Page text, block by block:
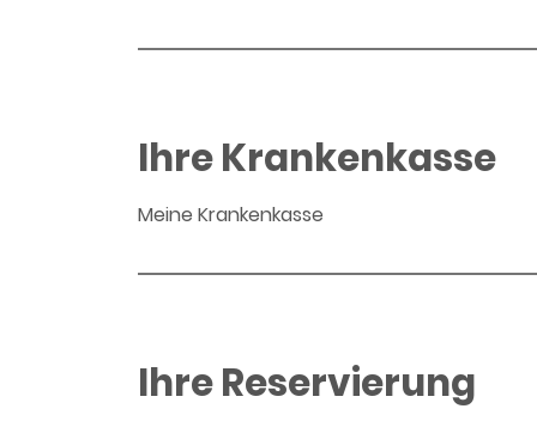
Ihre Krankenkasse
Meine Krankenkasse
Ihre Reservierung